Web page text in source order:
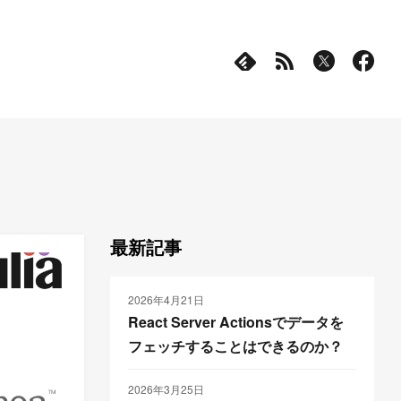
最新記事
2026年4月21日
React Server Actionsでデータを
フェッチすることはできるのか？
2026年3月25日